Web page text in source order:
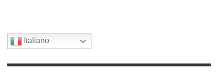
Italiano